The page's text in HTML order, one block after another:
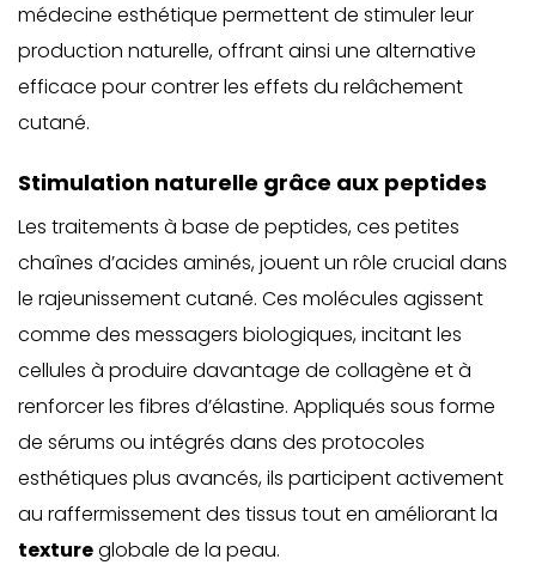
médecine esthétique permettent de stimuler leur
production naturelle, offrant ainsi une alternative
efficace pour contrer les effets du relâchement
cutané.
Stimulation naturelle grâce aux peptides
Les traitements à base de peptides, ces petites
chaînes d’acides aminés, jouent un rôle crucial dans
le rajeunissement cutané. Ces molécules agissent
comme des messagers biologiques, incitant les
cellules à produire davantage de collagène et à
renforcer les fibres d’élastine. Appliqués sous forme
de sérums ou intégrés dans des protocoles
esthétiques plus avancés, ils participent activement
au raffermissement des tissus tout en améliorant la
textureglobale de la peau.